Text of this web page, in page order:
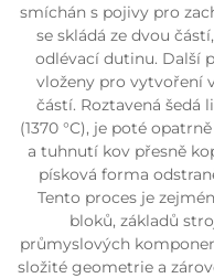
smíchán s pojivy pro
se skládá ze dvou
odlévací dutinu. Další
vloženy pro vytvoření
částí. Roztavená šedá
(1370 °C), je poté
a tuhnutí kov přesně
písková forma
Tento proces je
bloků, základů
průmyslových
složité geometrie a